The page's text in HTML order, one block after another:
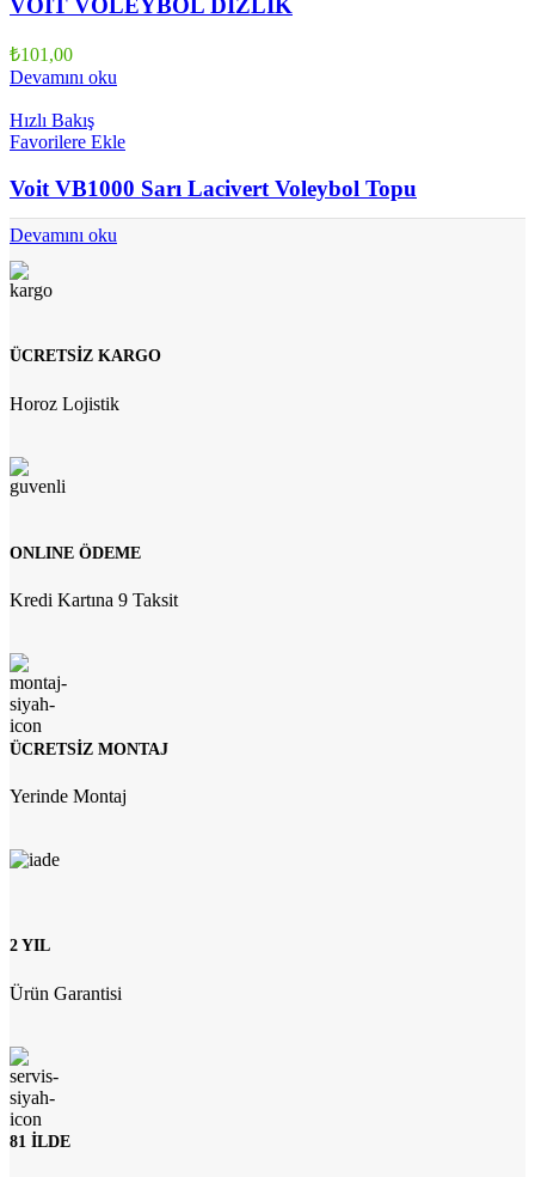
₺101,00
Devamını oku
Hızlı Bakış
Favorilere Ekle
Voit VB1000 Sarı Lacivert Voleybol Topu
Devamını oku
ÜCRETSİZ KARGO
Horoz Lojistik
ONLINE ÖDEME
Kredi Kartına 9 Taksit
ÜCRETSİZ MONTAJ
Yerinde Montaj
2 YIL
Ürün Garantisi
81 İLDE